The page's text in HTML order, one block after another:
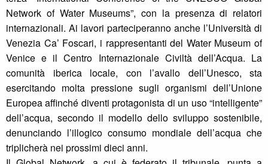
Network of Water Museums”, con la presenza di relatori
internazionali. Ai lavori parteciperanno anche l’Università di
Venezia Ca’ Foscari, i rappresentanti del Water Museum of
Venice e il Centro Internazionale Civiltà dell’Acqua. La
comunità iberica locale, con l’avallo dell’Unesco, sta
esercitando molta pressione sugli organismi dell’Unione
Europea affinché diventi protagonista di un uso “intelligente”
dell’acqua, secondo il modello dello sviluppo sostenibile,
denunciando l’illogico consumo mondiale dell’acqua che
triplicherà nei prossimi dieci anni.